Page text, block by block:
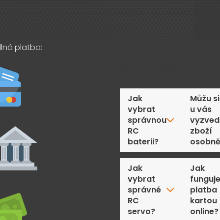
platba:
Jak
vybrat
správnou
RC
baterii?
Jak
vybrat
správné
RC
servo?
Můžu si
u vás
zboží
Jak
platba
kartou
online?